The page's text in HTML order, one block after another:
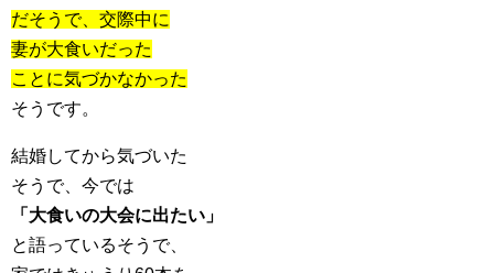
だそうで、交際中に
妻が大食いだった
ことに気づかなかった
そうです。
結婚してから気づいた
そうで、今では
「大食いの大会に出たい」
と語っているそうで、